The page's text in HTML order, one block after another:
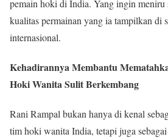
pemain hoki di India. Yang ingin meniru
kualitas permainan yang ia tampilkan di
internasional.
Kehadirannya Membantu
Hoki Wanita Sulit Berkembang
Rani Rampal bukan hanya di kenal
tim hoki wanita India, tetapi juga